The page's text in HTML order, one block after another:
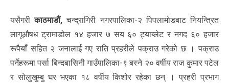
यसैगरीकाठमाडौं, चन्द्रागिरी नगरपालिका-२ पिपलामोडबाट नियन्त्रित
लागूऔषध ट्रामाडोल १४ हजार ७ सय ६० ट्याब्लेट र नगद ६० हजार
रूपैयाँ सहित २ जनालाई गए राति प्रहरीले पक्राउ गरेको छ । पक्राउ
पर्नेहरूमा पर्सा बिन्दबासिनी गाउँपालिका-९ बस्ने २० वर्षीय राज कुमार पटेल
र सोलुखुम्बु घर भएका १८ वर्षीय किशोर रहेका छन् । प्रहरी प्रभाग